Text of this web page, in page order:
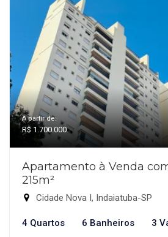
A partir de:
R$ 1.700.000
Apartamento à Venda
215m²
Cidade Nova I, Indaiatuba-SP
4 Quartos 6 Banheiros 3